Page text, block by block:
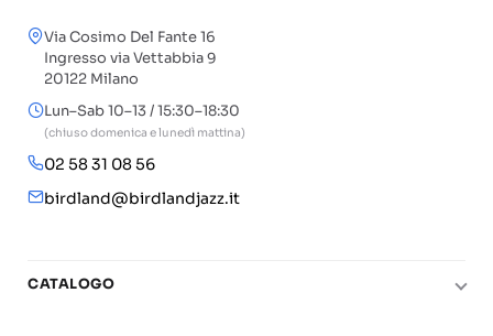
Via Cosimo Del Fante 16
Ingresso via Vettabbia 9
20122 Milano
Lun–Sab 10–13 / 15:30–18:30
(chiuso domenica e lunedì mattina)
02 58 31 08 56
birdland@birdlandjazz.it
CATALOGO